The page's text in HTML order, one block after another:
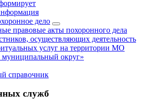
дело
правовые акты похоронного дела
осуществляющих деятельность
услуг на территории МО
муниципальный округ»
справочник
служб